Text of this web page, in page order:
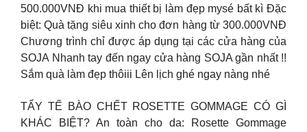
500.000VNĐ khi mua thiết bị làm đẹp mysé bất kì Đặc
biệt: Quà tặng siêu xinh cho đơn hàng từ 300.000VNĐ
Chương trình chỉ được áp dụng tại các cửa hàng của
SOJA Nhanh tay đến ngay cửa hàng SOJA gần nhất !!
Sắm quà làm đẹp thôiii Lên lịch ghé ngay nàng nhé
TẨY TẾ BÀO CHẾT ROSETTE GOMMAGE CÓ GÌ
KHÁC BIỆT? An toàn cho da: Rosette Gommage